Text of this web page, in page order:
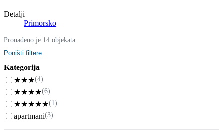
Detalji
Primorsko
Pronađeno je 14 objekata.
Poništi filtere
Kategorija
★★★(4)
★★★★(6)
★★★★★(1)
apartmani(3)